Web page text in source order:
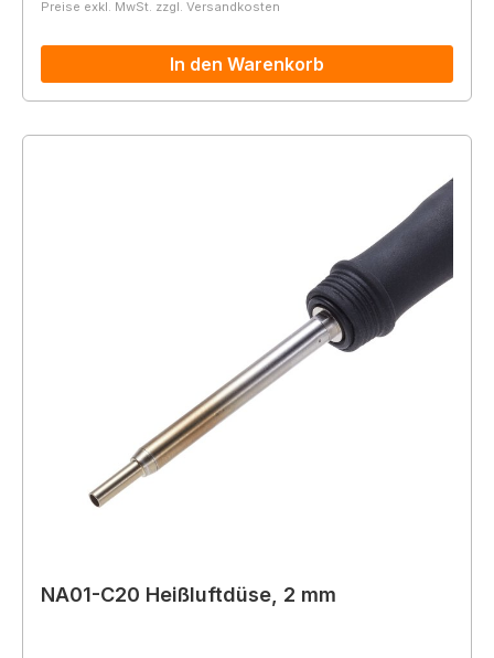
Preise exkl. MwSt. zzgl. Versandkosten
In den Warenkorb
NA01-C20 Heißluftdüse, 2 mm